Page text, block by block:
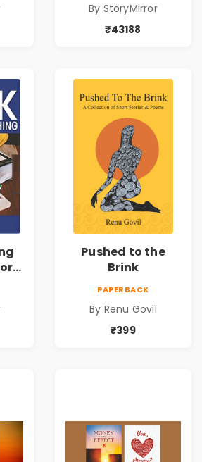
By StoryMirror
₹43188
|
Pushed to the
Brink
PAPERBACK
By Renu Govil
₹399